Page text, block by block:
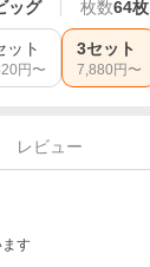
ッグ 枚数64枚
ット
円〜
3セット
7,880 円〜
レビュー
す